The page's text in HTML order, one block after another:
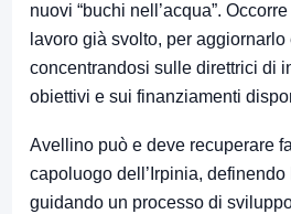
nuovi “buchi nell’acqua”.
lavoro già svolto, per
concentrandosi sulle direttrici di
obiettivi e sui finanziamenti
Avellino può e deve recuperare
capoluogo dell’Irpinia,
guidando un processo di